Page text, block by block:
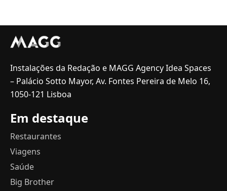
Instalações da Redação e MAGG Agency Idea Spaces
– Palácio Sotto Mayor, Av. Fontes Pereira de Melo 16,
1050-121 Lisboa
Em destaque
Restaurantes
Viagens
Saúde
Big Brother